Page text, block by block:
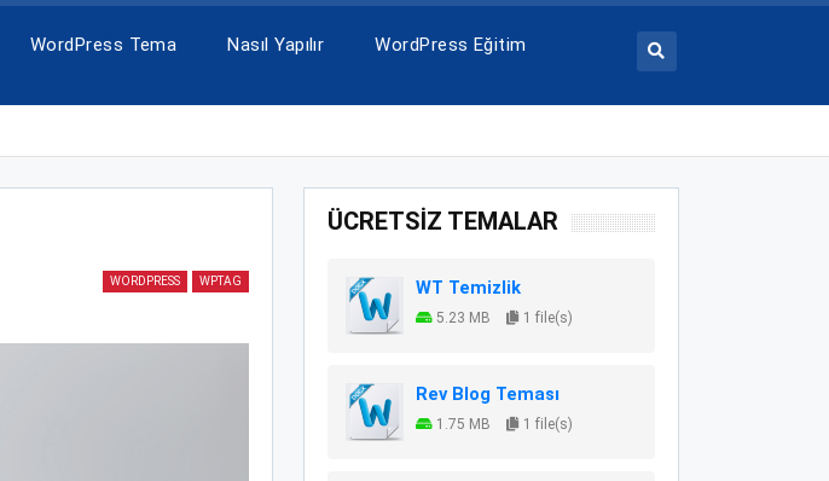
WordPress Tema Nasıl Yapılır
WordPress Eğitim
WORDPRESS WPTAG
ÜCRETSİZ TEMALAR
WT Temizlik
5.23 MB 1 file(s)
Rev Blog Teması
1.75 MB 1 file(s)